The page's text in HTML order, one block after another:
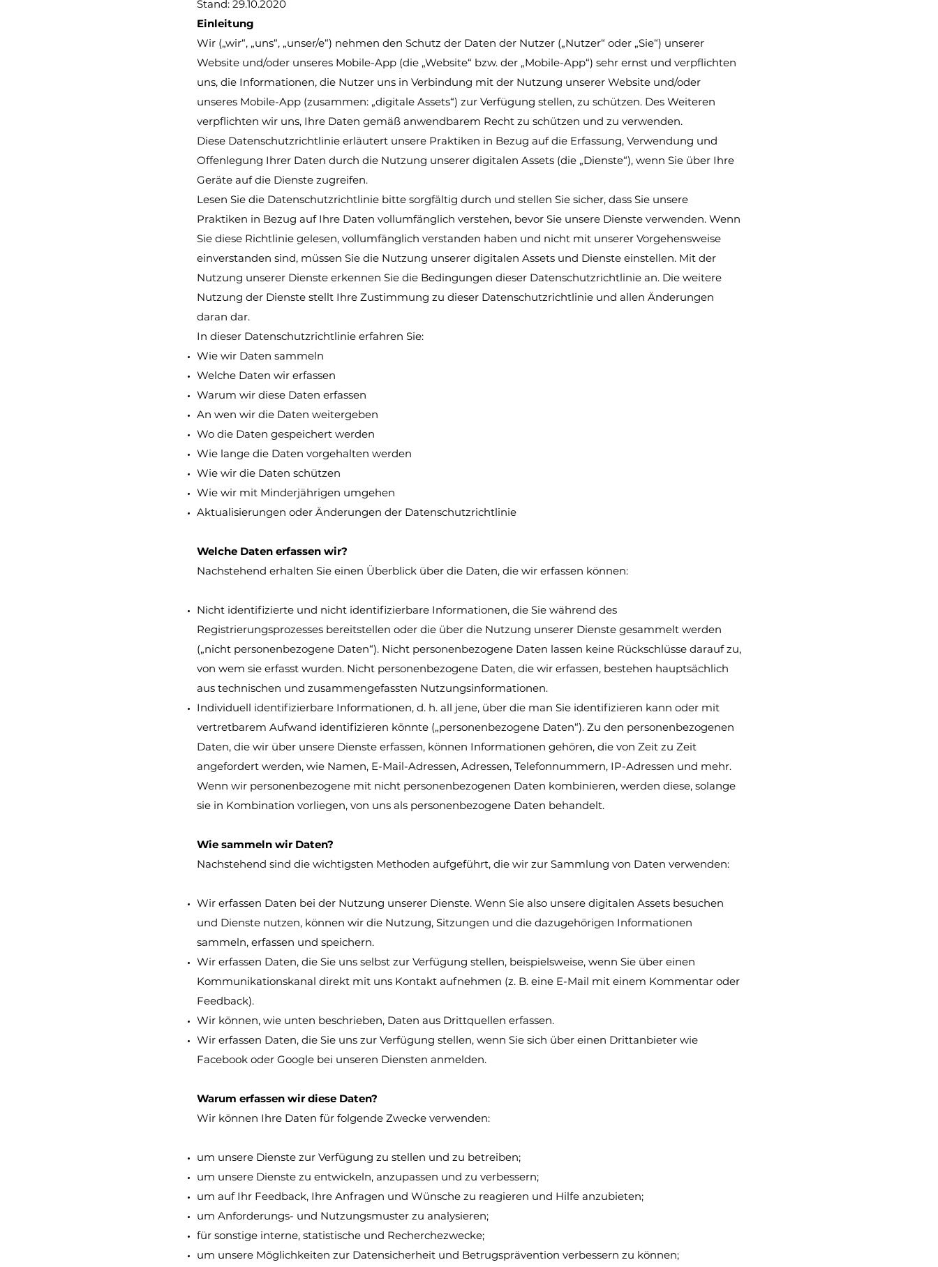
Stand: 29.10.2020
Einleitung
Wir („wir“, „uns“, „unser/e“) nehmen den Schutz der Daten der Nutzer („Nutzer“ oder „Sie“) unserer
Website und/oder unseres Mobile-App (die „Website“ bzw. der „Mobile-App“) sehr ernst und verpflichten
uns, die Informationen, die Nutzer uns in Verbindung mit der Nutzung unserer Website und/oder
unseres Mobile-App (zusammen: „digitale Assets“) zur Verfügung stellen, zu schützen. Des Weiteren
verpflichten wir uns, Ihre Daten gemäß anwendbarem Recht zu schützen und zu verwenden.
Diese Datenschutzrichtlinie erläutert unsere Praktiken in Bezug auf die Erfassung, Verwendung und
Offenlegung Ihrer Daten durch die Nutzung unserer digitalen Assets (die „Dienste“), wenn Sie über Ihre
Geräte auf die Dienste zugreifen.
Lesen Sie die Datenschutzrichtlinie bitte sorgfältig durch und stellen Sie sicher, dass Sie unsere
Praktiken in Bezug auf Ihre Daten vollumfänglich verstehen, bevor Sie unsere Dienste verwenden. Wenn
Sie diese Richtlinie gelesen, vollumfänglich verstanden haben und nicht mit unserer Vorgehensweise
einverstanden sind, müssen Sie die Nutzung unserer digitalen Assets und Dienste einstellen. Mit der
Nutzung unserer Dienste erkennen Sie die Bedingungen dieser Datenschutzrichtlinie an. Die weitere
Nutzung der Dienste stellt Ihre Zustimmung zu dieser Datenschutzrichtlinie und allen Änderungen
daran dar.
In dieser Datenschutzrichtlinie erfahren Sie:
Wie wir Daten sammeln
Welche Daten wir erfassen
Warum wir diese Daten erfassen
An wen wir die Daten weitergeben
Wo die Daten gespeichert werden
Wie lange die Daten vorgehalten werden
Wie wir die Daten schützen
Wie wir mit Minderjährigen umgehen
Aktualisierungen oder Änderungen der Datenschutzrichtlinie
Welche Daten erfassen wir?
Nachstehend erhalten Sie einen Überblick über die Daten, die wir erfassen können:
Nicht identifizierte und nicht identifizierbare Informationen, die Sie während des
Registrierungsprozesses bereitstellen oder die über die Nutzung unserer Dienste gesammelt werden
(„nicht personenbezogene Daten“). Nicht personenbezogene Daten lassen keine Rückschlüsse darauf zu,
von wem sie erfasst wurden. Nicht personenbezogene Daten, die wir erfassen, bestehen hauptsächlich
aus technischen und zusammengefassten Nutzungsinformationen.
Individuell identifizierbare Informationen, d. h. all jene, über die man Sie identifizieren kann oder mit
vertretbarem Aufwand identifizieren könnte („personenbezogene Daten“). Zu den personenbezogenen
Daten, die wir über unsere Dienste erfassen, können Informationen gehören, die von Zeit zu Zeit
angefordert werden, wie Namen, E-Mail-Adressen, Adressen, Telefonnummern, IP-Adressen und mehr.
Wenn wir personenbezogene mit nicht personenbezogenen Daten kombinieren, werden diese, solange
sie in Kombination vorliegen, von uns als personenbezogene Daten behandelt.
Wie sammeln wir Daten?
Nachstehend sind die wichtigsten Methoden aufgeführt, die wir zur Sammlung von Daten verwenden:
Wir erfassen Daten bei der Nutzung unserer Dienste. Wenn Sie also unsere digitalen Assets besuchen
und Dienste nutzen, können wir die Nutzung, Sitzungen und die dazugehörigen Informationen
sammeln, erfassen und speichern.
Wir erfassen Daten, die Sie uns selbst zur Verfügung stellen, beispielsweise, wenn Sie über einen
Kommunikationskanal direkt mit uns Kontakt aufnehmen (z. B. eine E-Mail mit einem Kommentar oder
Feedback).
Wir können, wie unten beschrieben, Daten aus Drittquellen erfassen.
Wir erfassen Daten, die Sie uns zur Verfügung stellen, wenn Sie sich über einen Drittanbieter wie
Facebook oder Google bei unseren Diensten anmelden.
Warum erfassen wir diese Daten?
Wir können Ihre Daten für folgende Zwecke verwenden:
um unsere Dienste zur Verfügung zu stellen und zu betreiben;
um unsere Dienste zu entwickeln, anzupassen und zu verbessern;
um auf Ihr Feedback, Ihre Anfragen und Wünsche zu reagieren und Hilfe anzubieten;
um Anforderungs- und Nutzungsmuster zu analysieren;
für sonstige interne, statistische und Recherchezwecke;
um unsere Möglichkeiten zur Datensicherheit und Betrugsprävention verbessern zu können;